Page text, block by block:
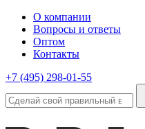
О компании
Вопросы и ответы
Оптом
Контакты
+7 (495) 298-01-55